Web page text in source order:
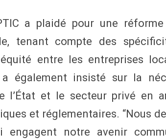
a plaidé pour une
tenant compte des
entre les entreprises
également insisté sur la
l’État et le secteur privé en
et réglementaires. “Nous
engagent notre avenir